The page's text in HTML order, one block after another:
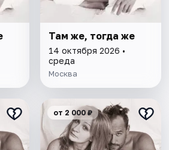
Там же, тогда же
14 октября 2026 •
среда
Москва
от 2 000 ₽